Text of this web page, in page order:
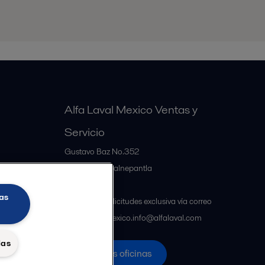
Alfa Laval Mexico Ventas y
Servicio
Gustavo Baz No.352
MX-54060Tlalnepantla
Atención a solicitudes exclusiva vía correo
electrónico mexico.info@alfalaval.com
Nuestras oficinas